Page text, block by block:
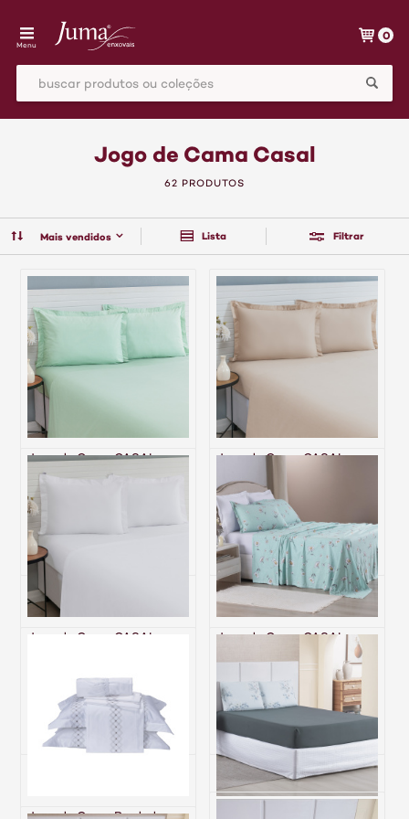
Menu
0
Jogo de Cama Casal
Mais vendidos Lista Filtrar
62 PRODUTOS
Jogo de Cama CASAL
(Lençol 3 peças) Percal 230
Verde
R$ 276,00
6x de R$ 46,00 sem juros
Jogo de Cama CASAL
Fios 100% Algodão Casual
Bege
R$ 276,00
6x de R$ 46,00 sem juros
Jogo de Cama CASAL
R$ 276,00
6x de R$ 46,00 sem juros
Jogo de Cama CASAL
(Lençol 4 Peças) Malha Fio
Penteado 30/1 100%
Algodão Top Line Margarida
R$ 508,00
6x de R$ 84,67 sem juros